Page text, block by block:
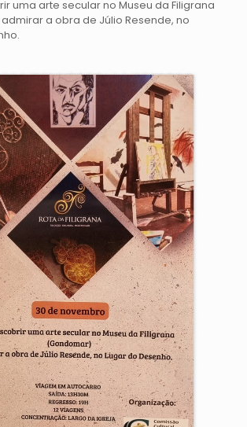
uma arte secular no Museu da Filigrana
a obra de Júlio Resende, no